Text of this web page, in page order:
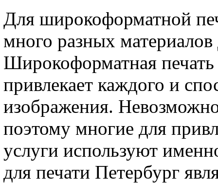
Для широкоформатной
много разных материалов
Широкоформатная
привлекает каждого и
изображения.
поэтому многие для
услуги используют
для печати Петербург